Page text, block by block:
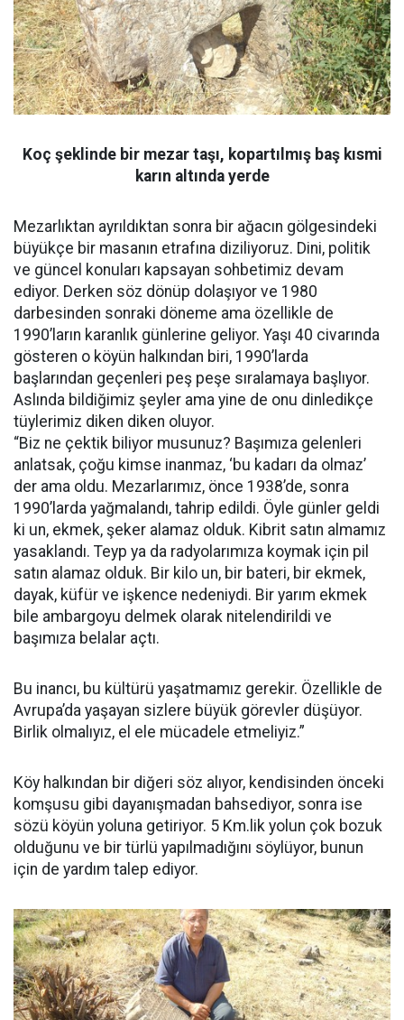
Koç şeklinde bir mezar taşı, kopartılmış baş kısmi
karın altında yerde
Mezarlıktan ayrıldıktan sonra bir ağacın gölgesindeki
büyükçe bir masanın etrafına diziliyoruz. Dini, politik
ve güncel konuları kapsayan sohbetimiz devam
ediyor. Derken söz dönüp dolaşıyor ve 1980
darbesinden sonraki döneme ama özellikle de
1990’ların karanlık günlerine geliyor. Yaşı 40 civarında
gösteren o köyün halkından biri, 1990’larda
başlarından geçenleri peş peşe sıralamaya başlıyor.
Aslında bildiğimiz şeyler ama yine de onu dinledikçe
tüylerimiz diken diken oluyor.
“Biz ne çektik biliyor musunuz? Başımıza gelenleri
anlatsak, çoğu kimse inanmaz, ‘bu kadarı da olmaz’
der ama oldu. Mezarlarımız, önce 1938’de, sonra
1990’larda yağmalandı, tahrip edildi. Öyle günler geldi
ki un, ekmek, şeker alamaz olduk. Kibrit satın almamız
yasaklandı. Teyp ya da radyolarımıza koymak için pil
satın alamaz olduk. Bir kilo un, bir bateri, bir ekmek,
dayak, küfür ve işkence nedeniydi. Bir yarım ekmek
bile ambargoyu delmek olarak nitelendirildi ve
başımıza belalar açtı.
Bu inancı, bu kültürü yaşatmamız gerekir. Özellikle de
Avrupa’da yaşayan sizlere büyük görevler düşüyor.
Birlik olmalıyız, el ele mücadele etmeliyiz.”
Köy halkından bir diğeri söz alıyor, kendisinden önceki
komşusu gibi dayanışmadan bahsediyor, sonra ise
sözü köyün yoluna getiriyor. 5 Km.lik yolun çok bozuk
olduğunu ve bir türlü yapılmadığını söylüyor, bunun
için de yardım talep ediyor.